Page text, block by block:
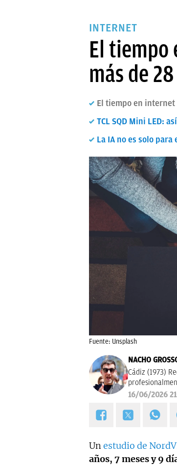
INTERNET
El tiempo
más de
El tiempo en internet
TCL SQD Mini LED:
La IA no es solo
Fuente: Unsplash
NACHO
Cádiz (1973)
16/06/2026
Unestudio de
años, 7 meses y 9